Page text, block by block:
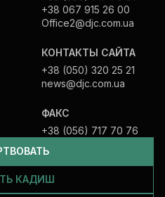
КАДИШ
+38 067 915 26 00
Office2@djc.com.ua
КОНТАКТЫ САЙТА
+38 (050) 320 25 21
news@djc.com.ua
ФАКС
+38 (056) 717 70 76